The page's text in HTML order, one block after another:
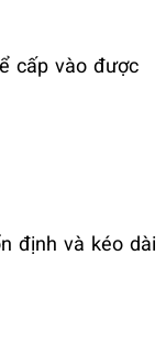
cấp vào được
định và kéo dài